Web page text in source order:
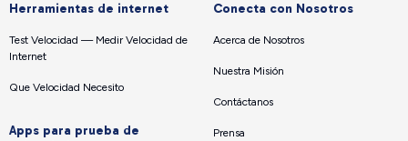
Herramientas de internet
Test Velocidad — Medir Velocidad de
Internet
Que Velocidad Necesito
Apps para prueba de
Conecta con Nosotros
Acerca de Nosotros
Nuestra Misión
Contáctanos
Prensa